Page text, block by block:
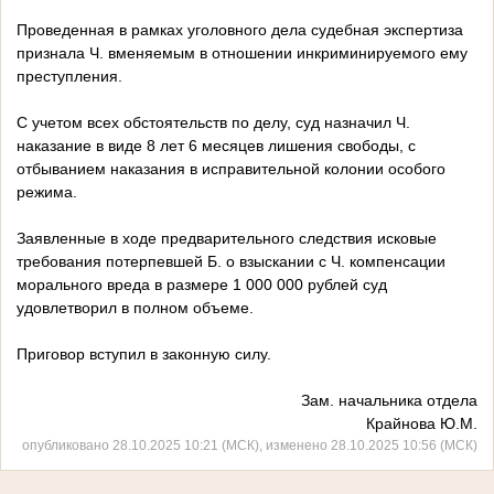
Проведенная в рамках уголовного дела судебная экспертиза
признала Ч. вменяемым в отношении инкриминируемого ему
преступления.
С учетом всех обстоятельств по делу, суд назначил Ч.
наказание в виде 8 лет 6 месяцев лишения свободы, с
отбыванием наказания в исправительной колонии особого
режима.
Заявленные в ходе предварительного следствия исковые
требования потерпевшей Б. о взыскании с Ч. компенсации
морального вреда в размере 1 000 000 рублей суд
удовлетворил в полном объеме.
Приговор вступил в законную силу.
Зам. начальника отдела
Крайнова Ю.М.
опубликовано 28.10.2025 10:21 (МСК), изменено 28.10.2025 10:56 (МСК)